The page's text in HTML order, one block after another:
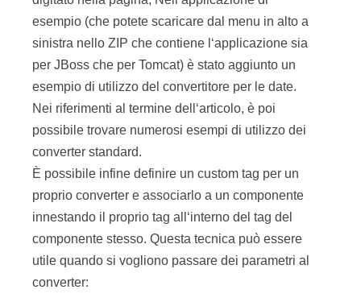
esempio (che potete scaricare dal menu in alto a
sinistra nello ZIP che contiene l‘applicazione sia
per JBoss che per Tomcat) è stato aggiunto un
esempio di utilizzo del convertitore per le date.
Nei riferimenti al termine dell‘articolo, è poi
possibile trovare numerosi esempi di utilizzo dei
converter standard.
È possibile infine definire un custom tag per un
proprio converter e associarlo a un componente
innestando il proprio tag all‘interno del tag del
componente stesso. Questa tecnica può essere
utile quando si vogliono passare dei parametri al
converter: